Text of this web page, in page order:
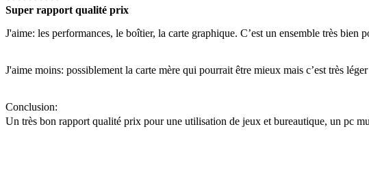
Super rapport qualité prix
J'aime: les performances, le boîtier, la carte graphique. C’est un ensemble très bien
J'aime moins: possiblement la carte mère qui pourrait être mieux mais c’est très léger
Conclusion:
Un très bon rapport qualité prix pour une utilisation de jeux et bureautique, un pc